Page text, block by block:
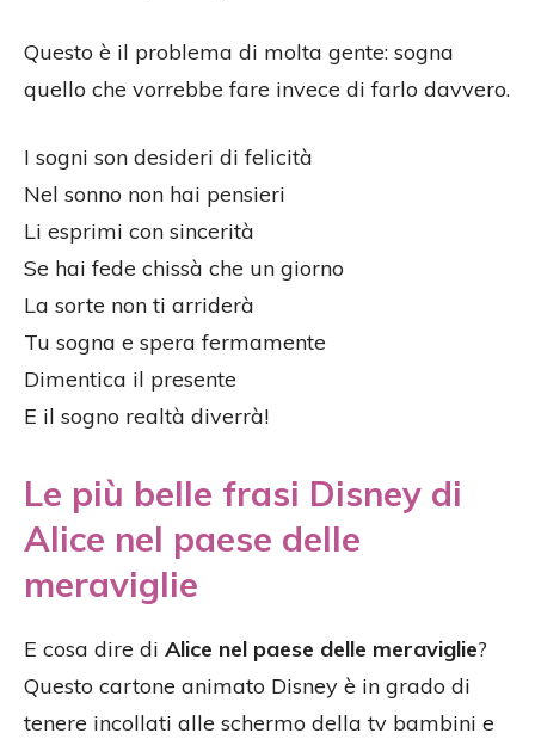
Questo è il problema di molta gente: sogna
quello che vorrebbe fare invece di farlo davvero.
I sogni son desideri di felicità
Nel sonno non hai pensieri
Li esprimi con sincerità
Se hai fede chissà che un giorno
La sorte non ti arriderà
Tu sogna e spera fermamente
Dimentica il presente
E il sogno realtà diverrà!
Le più belle frasi Disney di
Alice nel paese delle
meraviglie
E cosa dire di Alice nel paese delle meraviglie?
Questo cartone animato Disney è in grado di
tenere incollati alle schermo della tv bambini e